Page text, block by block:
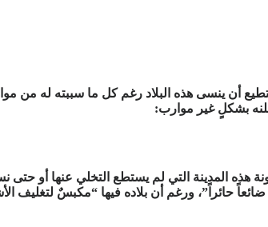
أن ينسى هذه البلاد رغم كل ما سببته له من
بشكلٍ غير موارب:
التي لم يستطع التخلي عنها أو حتى
حائراً”، ورغم أن بلاده فيها “مكبسٌ